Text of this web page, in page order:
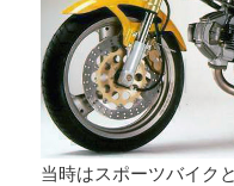
当時はスポーツバイク